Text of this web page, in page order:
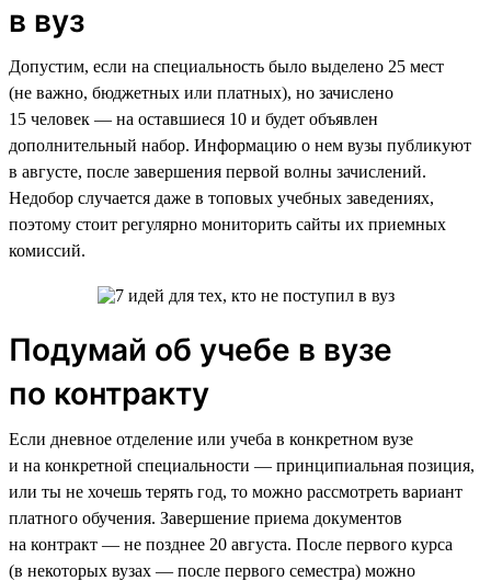
в вуз
Допустим, если на специальность было выделено 25 мест
(не важно, бюджетных или платных), но зачислено
15 человек — на оставшиеся 10 и будет объявлен
дополнительный набор. Информацию о нем вузы публикуют
в августе, после завершения первой волны зачислений.
Недобор случается даже в топовых учебных заведениях,
поэтому стоит регулярно мониторить сайты их приемных
комиссий.
Подумай об учебе в вузе
по контракту
Если дневное отделение или учеба в конкретном вузе
и на конкретной специальности — принципиальная позиция,
или ты не хочешь терять год, то можно рассмотреть вариант
платного обучения. Завершение приема документов
на контракт — не позднее 20 августа. После первого курса
(в некоторых вузах — после первого семестра) можно